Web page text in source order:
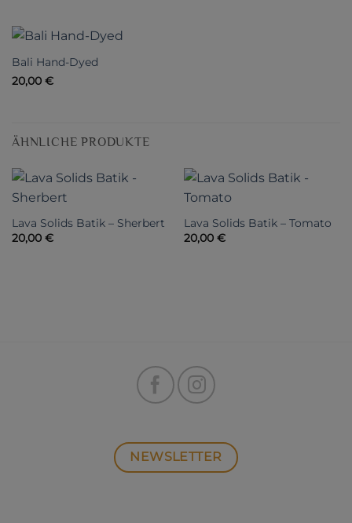
Bali Hand-Dyed
20,00 €
ÄHNLICHE PRODUKTE
Lava Solids Batik – Sherbert
20,00 €
Lava Solids Batik – Tomato
20,00 €
NEWSLETTER